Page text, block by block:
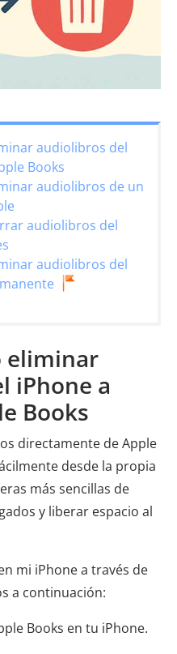
audiolibros del
Books
audiolibros de un
audiolibros del
audiolibros del
eliminar
iPhone a
Books
directamente de Apple
desde la propia
más sencillas de
y liberar espacio al
mi iPhone a través de
a continuación:
Books en tu iPhone.